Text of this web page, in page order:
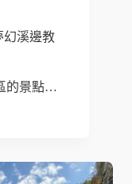
幻溪邊教
的景點…